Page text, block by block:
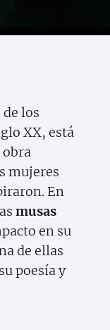
los
XX, está
obra
mujeres
En
musas
en su
de ellas
poesía y